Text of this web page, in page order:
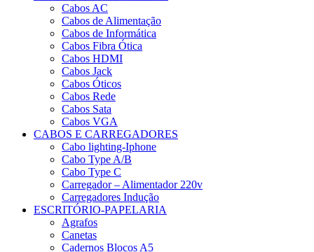
Cabos AC
Cabos de Alimentação
Cabos de Informática
Cabos Fibra Ótica
Cabos HDMI
Cabos Jack
Cabos Óticos
Cabos Rede
Cabos Sata
Cabos VGA
CABOS E CARREGADORES
Cabo lighting-Iphone
Cabo Type A/B
Cabo Type C
Carregador – Alimentador 220v
Carregadores Indução
ESCRITÓRIO-PAPELARIA
Agrafos
Canetas
Cadernos Blocos A5